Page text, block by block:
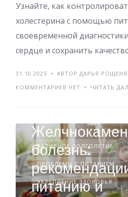
Узнайте, как
холестерина с помощью
своевременной
сердце и сохранить
31.10.2025
АВТОР ДАРЬЯ РОЩЕНЯ
КОММЕНТАРИЕВ НЕТ
ЧИТАТЬ
АКТИВНОЕ ДОЛГОЛЕТИЕ
ПРОБЛЕМЫ С ПИТАНИЕМ
УКРЕПЛЕНИЕ ЗДОРОВЬЯ
болезнь:
питанию и